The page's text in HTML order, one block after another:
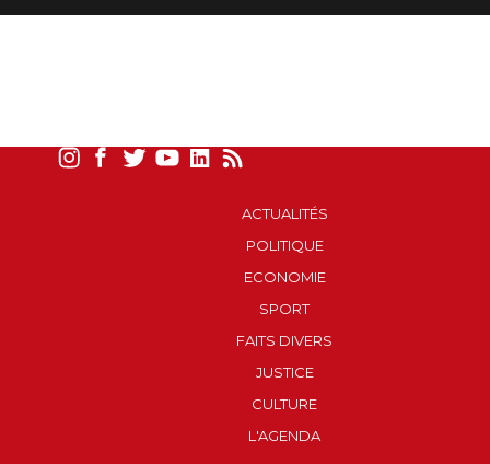
ACTUALITÉS
POLITIQUE
ECONOMIE
SPORT
FAITS DIVERS
JUSTICE
CULTURE
L'AGENDA